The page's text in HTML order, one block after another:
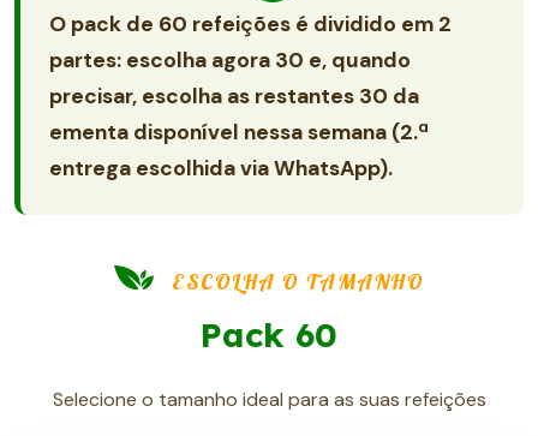
O pack de 60 refeições é dividido em 2
partes: escolha agora 30 e, quando
precisar, escolha as restantes 30 da
ementa disponível nessa semana (2.ª
entrega escolhida via WhatsApp).
ESCOLHA O TAMANHO
Pack 60
Selecione o tamanho ideal para as suas refeições